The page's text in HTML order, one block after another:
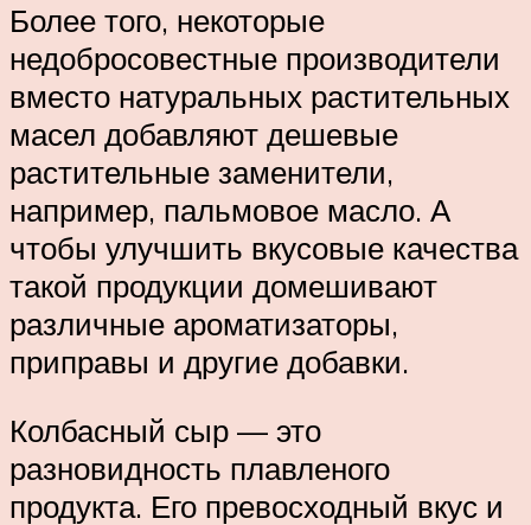
Более того, некоторые
недобросовестные производители
вместо натуральных растительных
масел добавляют дешевые
растительные заменители,
например, пальмовое масло. А
чтобы улучшить вкусовые качества
такой продукции домешивают
различные ароматизаторы,
приправы и другие добавки.
Колбасный сыр — это
разновидность плавленого
продукта. Его превосходный вкус и